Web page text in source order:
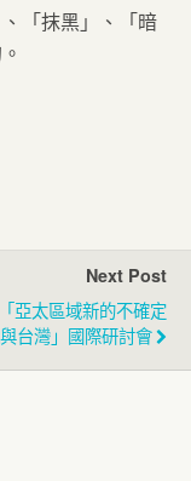
「抹黑」、「暗
Next Post
亞太區域新的不確定
台灣」國際研討會